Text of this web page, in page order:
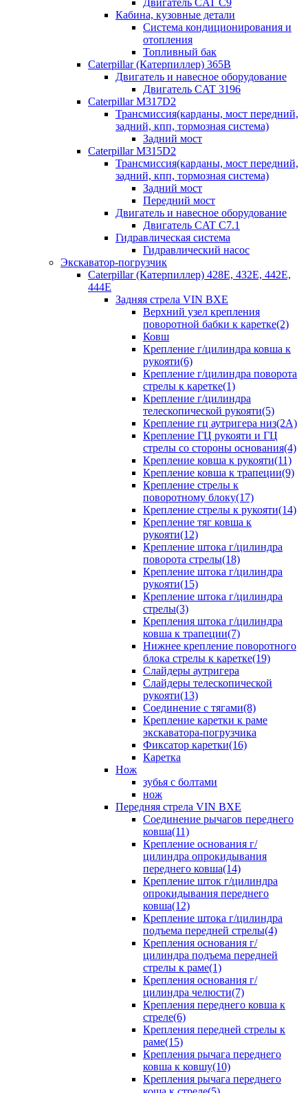
Двигатель CAT C9
Кабина, кузовные детали
Система кондиционирования и
отопления
Топливный бак
Caterpillar (Катерпиллер) 365B
Двигатель и навесное оборудование
Двигатель CAT 3196
Caterpillar M317D2
Трансмиссия(карданы, мост передний,
задний, кпп, тормозная система)
Задний мост
Caterpillar M315D2
Трансмиссия(карданы, мост передний,
задний, кпп, тормозная система)
Задний мост
Передний мост
Двигатель и навесное оборудование
Двигатель CAT C7.1
Гидравлическая система
Гидравлический насос
Экскаватор-погрузчик
Caterpillar (Катерпиллер) 428E, 432E, 442E,
444E
Задняя стрела VIN BXE
Верхний узел крепления
поворотной бабки к каретке(2)
Ковш
Крепление г/цилиндра ковша к
рукояти(6)
Крепление г/цилиндра поворота
стрелы к каретке(1)
Крепление г/цилиндра
телескопической рукояти(5)
Крепление гц аутригера низ(2А)
Крепление ГЦ рукояти и ГЦ
стрелы со стороны основания(4)
Крепление ковша к рукояти(11)
Крепление ковша к трапеции(9)
Крепление стрелы к
поворотному блоку(17)
Крепление стрелы к рукояти(14)
Крепление тяг ковша к
рукояти(12)
Крепление штока г/цилиндра
поворота стрелы(18)
Крепление штока г/цилиндра
рукояти(15)
Крепление штока г/цилиндра
стрелы(3)
Крепления штока г/цилиндра
ковша к трапеции(7)
Нижнее крепление поворотного
блока стрелы к каретке(19)
Слайдеры аутригера
Слайдеры телескопической
рукояти(13)
Соединение с тягами(8)
Крепление каретки к раме
экскаватора-погрузчика
Фиксатор каретки(16)
Каретка
Нож
зубья с болтами
нож
Передняя стрела VIN BXE
Cоединение рычагов переднего
ковша(11)
Крепление основания г/
цилиндра опрокидывания
переднего ковша(14)
Крепление шток г/цилиндра
опрокидывания переднего
ковша(12)
Крепление штока г/цилиндра
подъема передней стрелы(4)
Крепления основания г/
цилиндра подъема передней
стрелы к раме(1)
Крепления основания г/
цилиндра челюсти(7)
Крепления переднего ковша к
стреле(6)
Крепления передней стрелы к
раме(15)
Крепления рычага переднего
ковша к ковшу(10)
Крепления рычага переднего